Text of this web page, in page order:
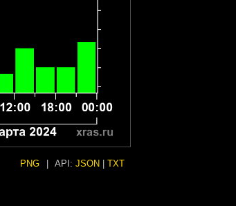
PNG API: JSON TXT